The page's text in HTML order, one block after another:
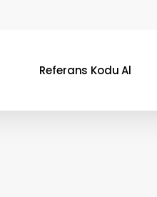
Referans Kodu Al